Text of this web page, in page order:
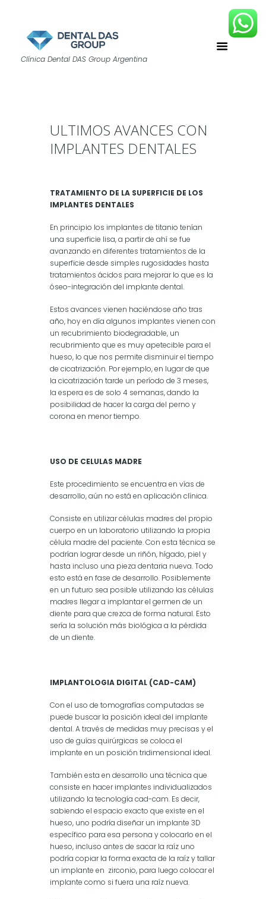
Clínica Dental DAS Group Argentina
ULTIMOS AVANCES CON
IMPLANTES DENTALES
TRATAMIENTO DE LA SUPERFICIE DE LOS
IMPLANTES DENTALES
En principio los implantes de titanio tenían
una superficie lisa, a partir de ahí se fue
avanzando en diferentes tratamientos de la
superficie desde simples rugosidades hasta
tratamientos ácidos para mejorar lo que es la
óseo-integración del implante dental.
Estos avances vienen haciéndose año tras
año, hoy en día algunos implantes vienen con
un recubrimiento biodegradable, un
recubrimiento que es muy apetecible para el
hueso, lo que nos permite disminuir el tiempo
de cicatrización. Por ejemplo, en lugar de que
la cicatrización tarde un período de 3 meses,
la espera es de solo 4 semanas, dando la
posibilidad de hacer la carga del perno y
corona en menor tiempo.
USO DE CELULAS MADRE
Este procedimiento se encuentra en vías de
desarrollo, aún no está en aplicación clínica.
Consiste en utilizar células madres del propio
cuerpo en un laboratorio utilizando la propia
célula madre del paciente. Con esta técnica se
podrían lograr desde un riñón, hígado, piel y
hasta incluso una pieza dentaria nueva. Todo
esto está en fase de desarrollo. Posiblemente
en un futuro sea posible utilizando las células
madres llegar a implantar el germen de un
diente para que crezca de forma natural. Esto
sería la solución más biológica a la pérdida
de un diente.
IMPLANTOLOGIA DIGITAL (CAD-CAM)
Con el uso de tomografías computadas se
puede buscar la posición ideal del implante
dental. A través de medidas muy precisas y el
uso de guías quirúrgicas se coloca el
implante en un posición tridimensional ideal.
También esta en desarrollo una técnica que
consiste en hacer implantes individualizados
utilizando la tecnología cad-cam. Es decir,
sabiendo el espacio exacto que existe en el
hueso, uno podría diseñar un implante 3D
específico para esa persona y colocarlo en el
hueso, incluso antes de sacar la raíz uno
podría copiar la forma exacta de la raíz y tallar
un implante en zirconio, para luego colocar el
implante como si fuera una raíz nueva.